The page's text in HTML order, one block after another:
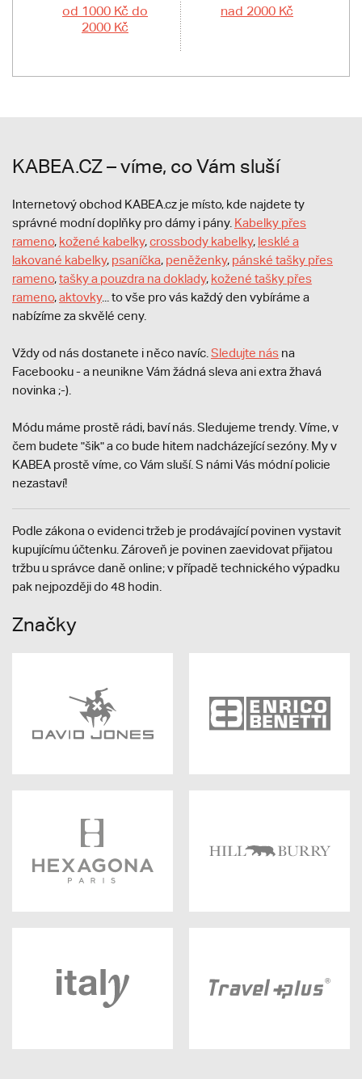
od 1000 Kč do
2000 Kč
nad 2000 Kč
KABEA.CZ – víme, co Vám sluší
Internetový obchod KABEA.cz je místo, kde najdete ty
správné modní doplňky pro dámy i pány. Kabelky přes
rameno, kožené kabelky,crossbody kabelky, lesklé a
lakované kabelky, psaníčka, peněženky, pánské tašky přes
rameno,tašky a pouzdra na doklady, kožené tašky přes
rameno,aktovky... to vše pro vás každý den vybíráme a
nabízíme za skvělé ceny.
Vždy od nás dostanete i něco navíc. Sledujte nás na
Facebooku - a neunikne Vám žádná sleva ani extra žhavá
novinka ;-).
Módu máme prostě rádi, baví nás. Sledujeme trendy. Víme, v
čem budete "šik" a co bude hitem nadcházející sezóny. My v
KABEA prostě víme, co Vám sluší. S námi Vás módní policie
nezastaví!
Podle zákona o evidenci tržeb je prodávající povinen vystavit
kupujícímu účtenku. Zároveň je povinen zaevidovat přijatou
tržbu u správce daně online; v případě technického výpadku
pak nejpozději do 48 hodin.
Značky